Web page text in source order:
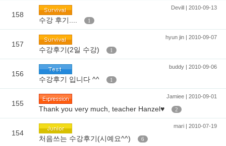
158
Devill | 2010-09-13
수강 후기.... 1
157
hyun jin | 2010-09-07
수강후기(2일 수강) 1
156
buddy | 2010-09-06
수강후기 입니다 ^^ 1
155
Jamiee | 2010-09-01
Thank you very much, teacher Hanzel♥ 2
154
mari | 2010-07-19
처음쓰는 수강후기(시예요^^) 6